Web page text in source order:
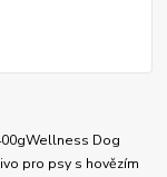
Dog
pro psy s hovězím